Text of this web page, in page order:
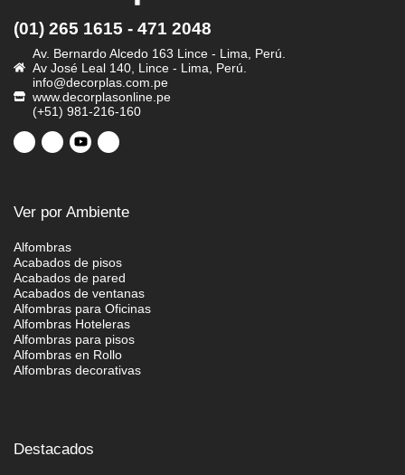
(01) 265 1615 - 471 2048
Av. Bernardo Alcedo 163 Lince - Lima, Perú.
Av José Leal 140, Lince - Lima, Perú.
info@decorplas.com.pe
www.decorplasonline.pe
(+51) 981-216-160
Ver por Ambiente
Alfombras
Acabados de pisos
Acabados de pared
Acabados de ventanas
Alfombras para Oficinas
Alfombras Hoteleras
Alfombras para pisos
Alfombras en Rollo
Alfombras decorativas
Destacados